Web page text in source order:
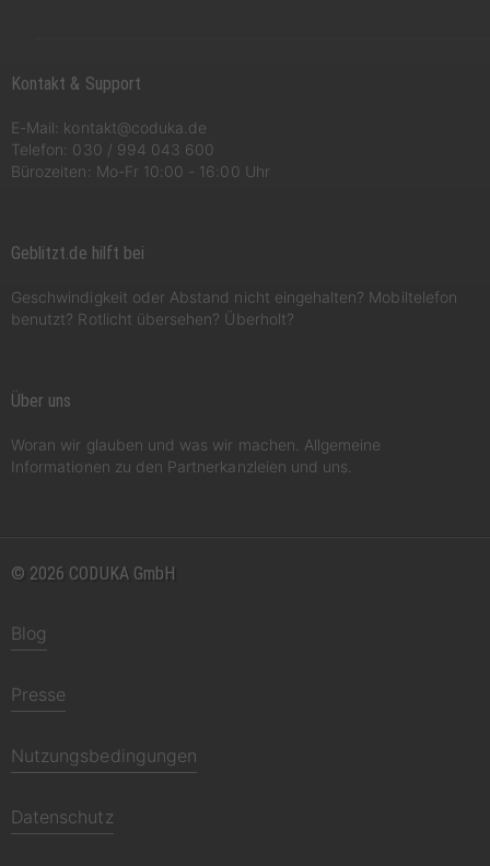
Kontakt & Support
E-Mail: kontakt@coduka.de
Telefon: 030 / 994 043 600
Bürozeiten: Mo-Fr 10:00 - 16:00 Uhr
Geblitzt.de hilft bei
Geschwindigkeit oder Abstand nicht eingehalten? Mobiltelefon
benutzt? Rotlicht übersehen? Überholt?
Über uns
Woran wir glauben und was wir machen. Allgemeine
Informationen zu den Partnerkanzleien und uns.
© 2026 CODUKA GmbH
Blog
Presse
Nutzungsbedingungen
Datenschutz